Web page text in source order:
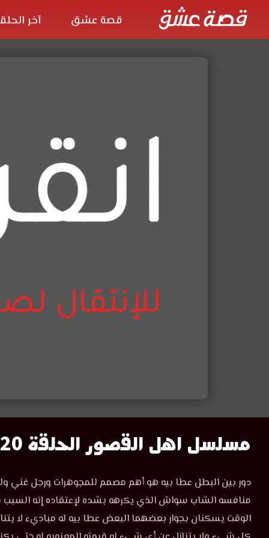
قصة عشق آخر
مشاهدة
مسلسل
اهل
مسلسل اهل القصور الحلقة 20
مشاهدة
مسلسل
اهل
القصور
الحلقة
دور بين البطل عطا بيه هو أهم مصمم للمجوهرات ورجل غني
منافسه الشاب سواش الذي يكرهه بشده لإعتقاده إنه
الوقت يسكنان بجوار بعضهما البعض عطا بيه له مباديء لا